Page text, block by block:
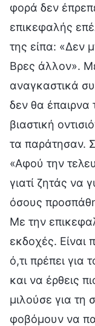
φορά δεν
επικεφαλής
της είπα: «Δεν
Βρες άλλον».
αναγκαστικά
δεν θα έπαιρνα
βιαστική
τα παράτησαν.
«Αφού την
γιατί ζητάς να
όσους
Με την
εκδοχές. Είναι
ό,τι πρέπει για
και να έρθεις
μιλούσε για τη
φοβόμουν να